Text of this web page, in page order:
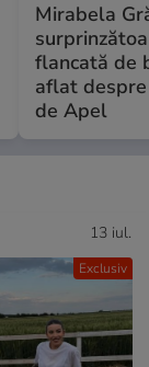
Mirabela
flancată de
aflat
de Apel
Exclusiv
13 iul.